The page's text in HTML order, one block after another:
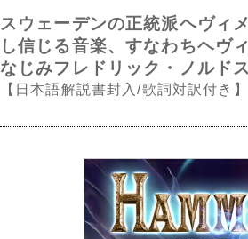
スウェーデンの正統派ヘヴィ
し信じる音楽、すなわちヘヴ
なじみフレドリック・ノルド
【日本語解説書封入/歌詞対訳付き】